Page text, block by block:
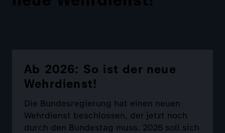
Ab 2026: So ist der neue
Wehrdienst!
Die Bundesregierung hat einen neuen
Wehrdienst beschlossen, der jetzt noch
durch den Bundestag muss. 2026 soll sich